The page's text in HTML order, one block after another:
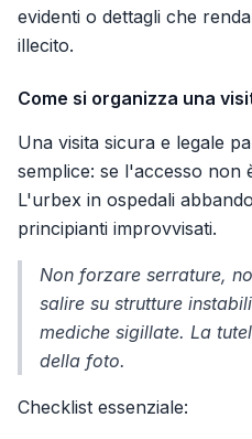
evidenti o dettagli che
illecito.
Come si organizza una
Una visita sicura e legale
semplice: se l'accesso
L'urbex in ospedali
principianti improvvisati.
Non forzare serrature,
salire su strutture
mediche sigillate. La
della foto.
Checklist essenziale: